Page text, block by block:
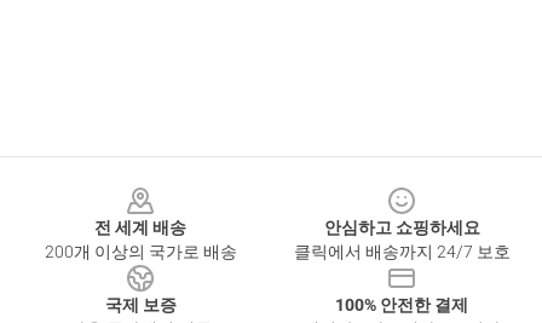
전 세계 배송
200개 이상의 국가로 배송
안심하고 쇼핑하세요
클릭에서 배송까지 24/7 보호
국제 보증
100% 안전한 결제